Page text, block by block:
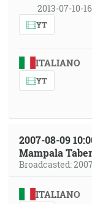
2013-07-10-
YT
ITALIANO
YT
2007-08-09
Mampala
Broadcasted:
ITALIANO